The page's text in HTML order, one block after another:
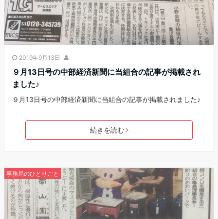
2019年9月13日
９月13日号の中部経済新聞に当組合の記事が掲載され
ました♪
９月13日号の中部経済新聞に当組合の記事が掲載されました♪
続きを読む
事務局のひとりごと